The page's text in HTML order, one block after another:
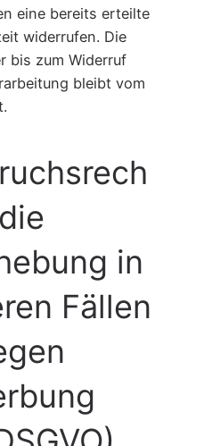
eine bereits erteilte
widerrufen. Die
bis zum Widerruf
bleibt vom
in
Fällen